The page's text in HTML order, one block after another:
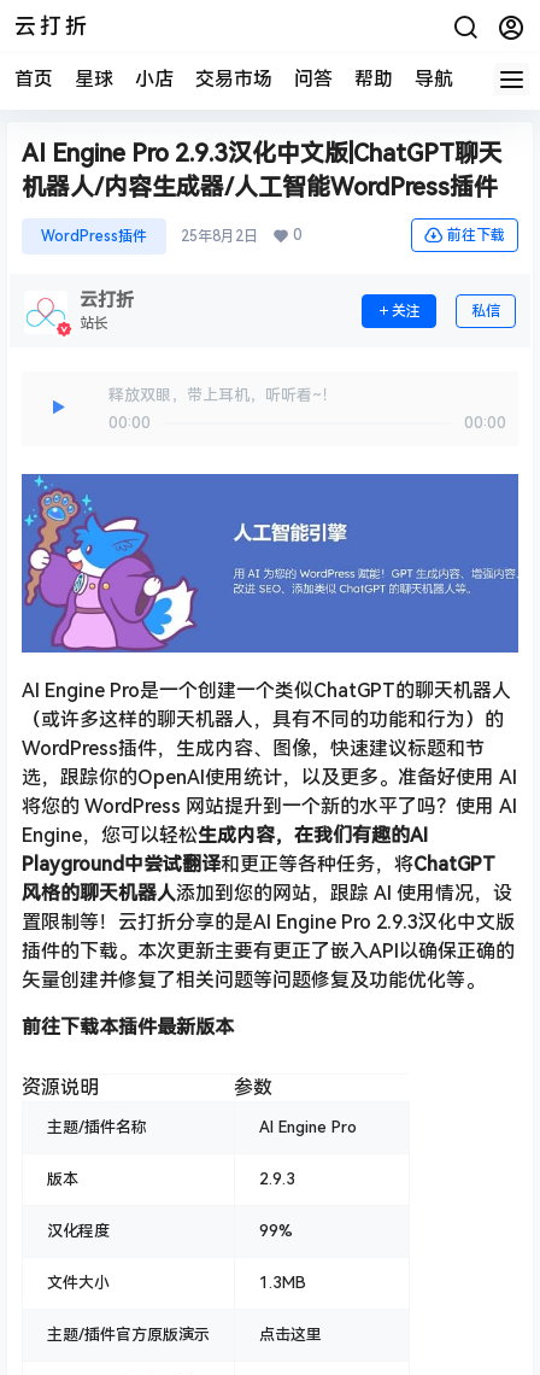
云打折
首页 星球 小店 交易市场 问答 帮助 导航 快报
AI Engine Pro 2.9.3汉化中文版|ChatGPT聊天
机器人/内容生成器/人工智能WordPress插件
WordPress插件 25年8月2日 0 前往下载
云打折
站长
关注 私信
释放双眼，带上耳机，听听看~！
00:00
00:00
AI Engine Pro是一个创建一个类似ChatGPT的聊天机器人
（或许多这样的聊天机器人，具有不同的功能和行为）的
WordPress插件，生成内容、图像，快速建议标题和节
选，跟踪你的OpenAI使用统计，以及更多。准备好使用 AI
将您的 WordPress 网站提升到一个新的水平了吗？使用 AI
Engine，您可以轻松生成内容，在我们有趣的AI
Playground中尝试翻译和更正等各种任务，将ChatGPT
风格的聊天机器人添加到您的网站，跟踪 AI 使用情况，设
置限制等！云打折分享的是AI Engine Pro 2.9.3汉化中文版
插件的下载。本次更新主要有更正了嵌入API以确保正确的
矢量创建并修复了相关问题等问题修复及功能优化等。
前往下载本插件最新版本
资源说明 参数
主题/插件名称 AI Engine Pro
版本 2.9.3
汉化程度 99%
文件大小 1.3MB
主题/插件官方原版演示 点击这里